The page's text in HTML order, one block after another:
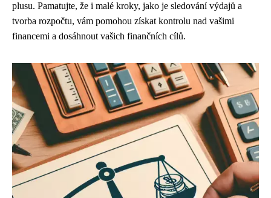
plusu. Pamatujte, že i malé kroky, jako je sledování výdajů a
tvorba rozpočtu, vám pomohou získat kontrolu nad vašimi
financemi a dosáhnout vašich finančních cílů.